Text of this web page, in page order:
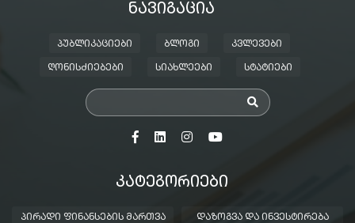
ᲜᲐᲕᲘᲒᲐᲪᲘᲐ
ᲞᲣᲑᲚᲘᲙᲐᲪᲘᲔᲑᲘ ᲑᲚᲝᲒᲘ ᲙᲕᲚᲔᲕᲔᲑᲘ
ᲦᲝᲜᲘᲡᲫᲘᲔᲑᲔᲑᲘ ᲡᲘᲐᲮᲚᲔᲔᲑᲘ ᲡᲢᲐᲢᲘᲔᲑᲘ
ᲙᲐᲢᲔᲒᲝᲠᲘᲔᲑᲘ
ᲞᲘᲠᲐᲓᲘ ᲤᲘᲜᲐᲜᲡᲔᲑᲘᲡ ᲛᲐᲠᲗᲕᲐ ᲓᲐᲖᲝᲒᲕᲐ ᲓᲐ ᲘᲜᲕᲔᲡᲢᲘᲠᲔᲑᲐ